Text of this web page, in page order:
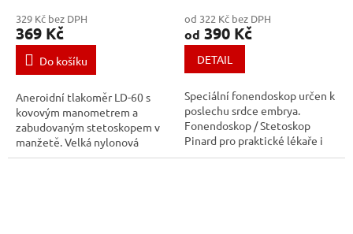
329 Kč bez DPH
369 Kč
Do košíku
Aneroidní tlakoměr LD-60 s
kovovým manometrem a
zabudovaným stetoskopem v
manžetě. Velká nylonová
manžeta (33–46 cm) s
od 322 Kč bez DPH
od 390 Kč
DETAIL
Speciální fonendoskop určen k
poslechu srdce embrya.
Fonendoskop / Stetoskop
Pinard pro praktické lékaře i
studenty medicíny pro